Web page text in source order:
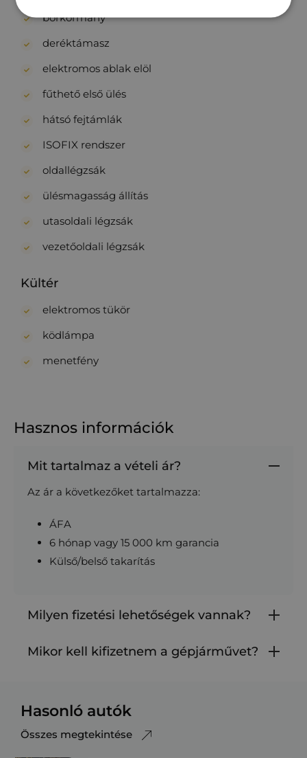
bőrkormány
deréktámasz
elektromos ablak elöl
fűthető első ülés
hátsó fejtámlák
ISOFIX rendszer
oldallégzsák
ülésmagasság állítás
utasoldali légzsák
vezetőoldali légzsák
Kültér
elektromos tükör
ködlámpa
menetfény
Hasznos információk
Mit tartalmaz a vételi ár?
Az ár a következőket tartalmazza:
ÁFA
6 hónap vagy 15 000 km garancia
Külső/belső takarítás
Milyen fizetési lehetőségek vannak?
Mikor kell kifizetnem a gépjárművet?
Hasonló autók
Összes megtekintése